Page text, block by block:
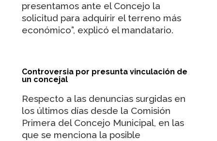
presentamos ante el Concejo la
solicitud para adquirir el terreno más
económico”, explicó el mandatario.
Controversia por presunta vinculación de
un concejal
Respecto a las denuncias surgidas en
los últimos días desde la Comisión
Primera del Concejo Municipal, en las
que se menciona la posible